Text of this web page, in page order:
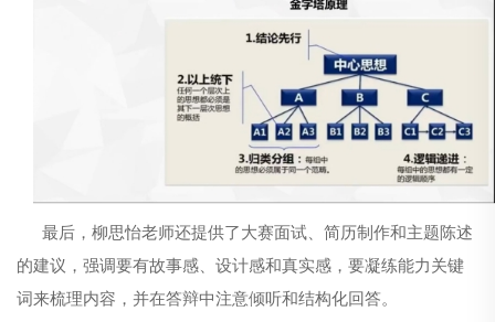
最后，柳思怡老师还提供了大赛面试、简历制作和主题陈述
的建议，强调要有故事感、设计感和真实感， 要凝练能力关键
词来梳理内容，并在答辩中注意倾听和结构化回答。